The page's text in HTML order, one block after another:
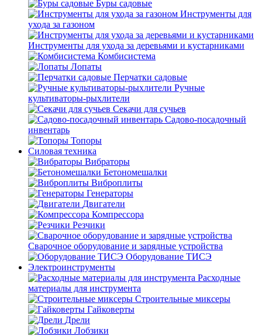
Буры садовые
Инструменты для
ухода за газоном
Инструменты для ухода за деревьями и кустарниками
Комбисистема
Лопаты
Перчатки садовые
Ручные
культиваторы-рыхлители
Секачи для сучьев
Садово-посадочный
инвентарь
Топоры
Силовая техника
Вибраторы
Бетономешалки
Виброплиты
Генераторы
Двигатели
Компрессора
Резчики
Сварочное оборудование и зарядные устройства
Оборудование ТИСЭ
Электроинструменты
Расходные
материалы для инструмента
Строительные миксеры
Гайковерты
Дрели
Лобзики